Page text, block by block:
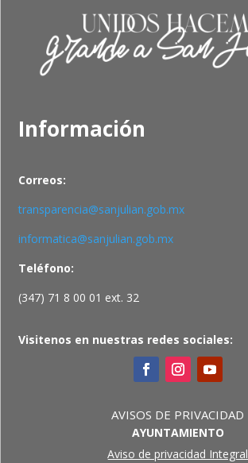
Información
Correos:
transparencia@sanjulian.gob.mx
informatica@sanjulian.gob.mx
Teléfono:
(347) 71 8 00 01 ext. 32
Visitenos en nuestras redes sociales:
AVISOS DE PRIVACIDAD
AYUNTAMIENTO
Aviso de privacidad Integral